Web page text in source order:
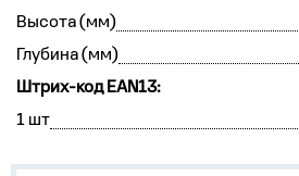
Высота (мм)
Глубина (мм)
Штрих-код EAN13:
1 шт